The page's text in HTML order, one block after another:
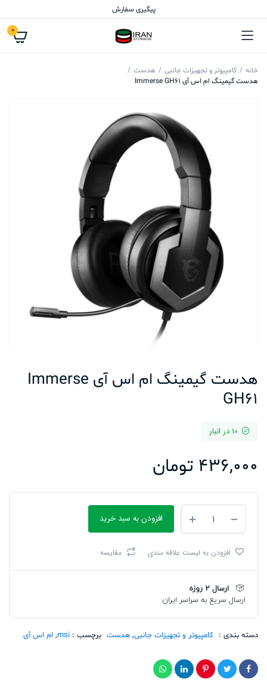
پیگیری سفارش
0
خانه کامپیوتر و تجهیزات جانبی
هدست
هدست گیمینگ ام اس آی Immerse GH61
هدست گیمینگ ام اس آی Immerse
GH61
10 در انبار
436,000 تومان
گیمینگ
ام
آی
تعداد
افزودن به سبد خرید
افزودن به لیست علاقه مندی مقایسه
ارسال 2 روزه
ارسال سریع به سراسر ایران
دسته بندی : کامپیوتر و تجهیزات جانبی, هدست برچسب : msi
, ام اس آی